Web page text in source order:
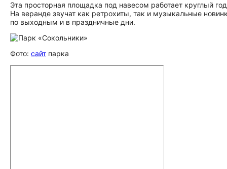
Эта просторная площадка под навесом работает круглый
На веранде звучат как ретрохиты, так и музыкальные
по выходным и в праздничные дни.
Фото: сайт парка